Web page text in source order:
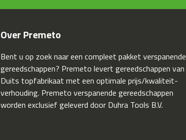
Over Premeto
Bent u op zoek naar een compleet pakket verspanende
gereedschappen? Premeto levert gereedschappen van
Duits topfabrikaat met een optimale prijs/kwaliteit-
verhouding. Premeto verspanende gereedschappen
worden exclusief geleverd door Duhra Tools B.V.